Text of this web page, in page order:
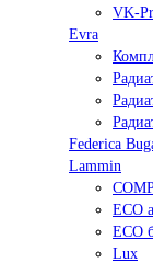
VK-
Evra
Federica
Lammin
ECO
ECO
Lux